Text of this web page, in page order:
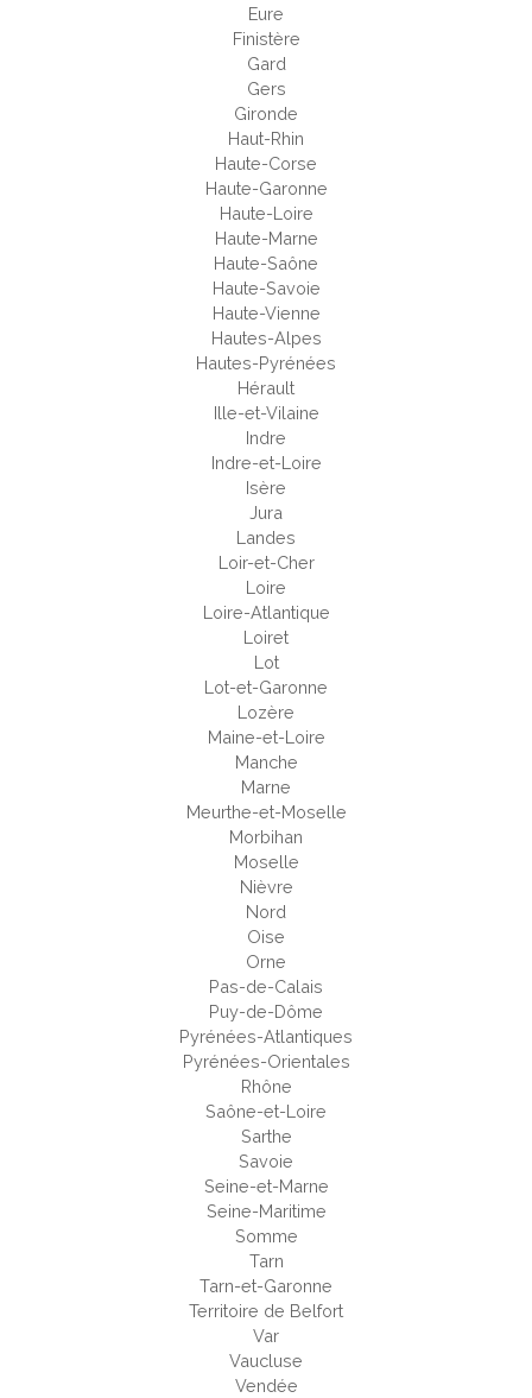
Eure
Finistère
Gard
Gers
Gironde
Haut-Rhin
Haute-Corse
Haute-Garonne
Haute-Loire
Haute-Marne
Haute-Saône
Haute-Savoie
Haute-Vienne
Hautes-Alpes
Hautes-Pyrénées
Hérault
Ille-et-Vilaine
Indre
Indre-et-Loire
Isère
Jura
Landes
Loir-et-Cher
Loire
Loire-Atlantique
Loiret
Lot
Lot-et-Garonne
Lozère
Maine-et-Loire
Manche
Marne
Meurthe-et-Moselle
Morbihan
Moselle
Nièvre
Nord
Oise
Orne
Pas-de-Calais
Puy-de-Dôme
Pyrénées-Atlantiques
Pyrénées-Orientales
Rhône
Saône-et-Loire
Sarthe
Savoie
Seine-et-Marne
Seine-Maritime
Somme
Tarn
Tarn-et-Garonne
Territoire de Belfort
Var
Vaucluse
Vendée